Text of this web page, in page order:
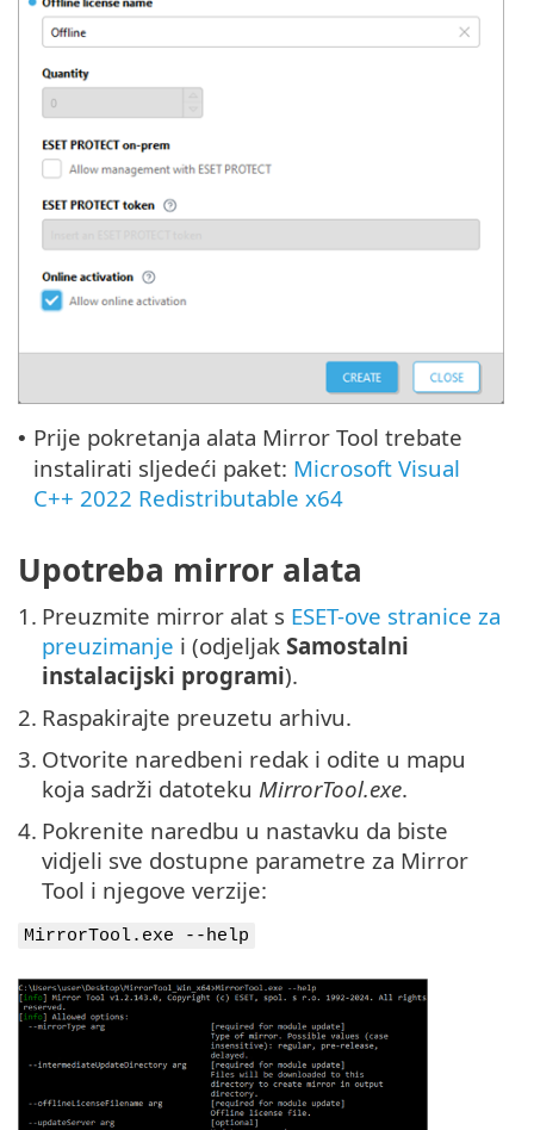
• Prije pokretanja alata Mirror Tool trebate
instalirati sljedeći paket: Microsoft Visual
C++ 2022 Redistributable x64
Upotreba mirror alata
1. Preuzmite mirror alat s ESET-ove stranice za
preuzimanje i (odjeljak Samostalni
instalacijski programi).
2. Raspakirajte preuzetu arhivu.
3. Otvorite naredbeni redak i odite u mapu
koja sadrži datoteku MirrorTool.exe.
4. Pokrenite naredbu u nastavku da biste
vidjeli sve dostupne parametre za Mirror
Tool i njegove verzije:
MirrorTool.exe --help